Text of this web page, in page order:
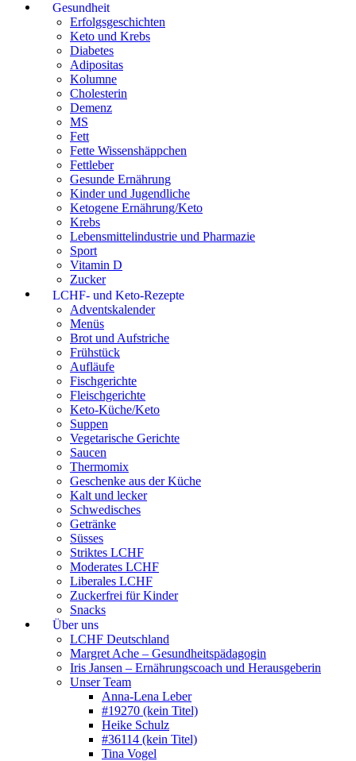
Gesundheit
Erfolgsgeschichten
Keto und Krebs
Diabetes
Adipositas
Kolumne
Cholesterin
Demenz
MS
Fett
Fette Wissenshäppchen
Fettleber
Gesunde Ernährung
Kinder und Jugendliche
Ketogene Ernährung/Keto
Krebs
Lebensmittelindustrie und Pharmazie
Sport
Vitamin D
Zucker
LCHF- und Keto-Rezepte
Adventskalender
Menüs
Brot und Aufstriche
Frühstück
Aufläufe
Fischgerichte
Fleischgerichte
Keto-Küche/Keto
Suppen
Vegetarische Gerichte
Saucen
Thermomix
Geschenke aus der Küche
Kalt und lecker
Schwedisches
Getränke
Süsses
Striktes LCHF
Moderates LCHF
Liberales LCHF
Zuckerfrei für Kinder
Snacks
Über uns
LCHF Deutschland
Margret Ache – Gesundheitspädagogin
Iris Jansen – Ernährungscoach und Herausgeberin
Unser Team
Anna-Lena Leber
#19270 (kein Titel)
Heike Schulz
#36114 (kein Titel)
Tina Vogel